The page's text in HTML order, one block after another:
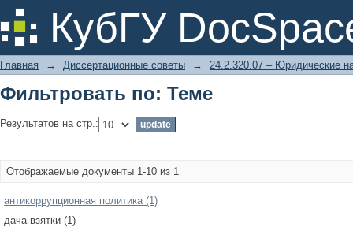
КубГУ
Фильтровать по: Теме
Главная → Диссертационные советы → 24.2.320.07 – Юридические
Фильтровать по: Теме
Результатов на стр.:
Отображаемые документы 1-10 из 1
антикоррупционная политика (1)
дача взятки (1)